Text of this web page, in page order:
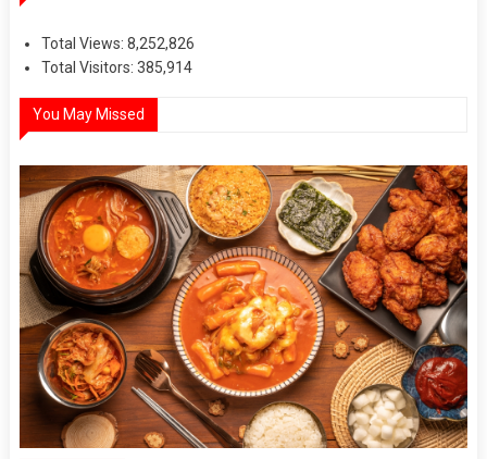
Total Views: 8,252,826
Total Visitors: 385,914
You May Missed